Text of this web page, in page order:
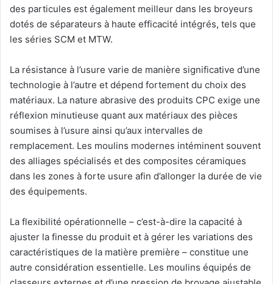
des particules est également meilleur dans les broyeurs
dotés de séparateurs à haute efficacité intégrés, tels que
les séries SCM et MTW.
La résistance à l’usure varie de manière significative d’une
technologie à l’autre et dépend fortement du choix des
matériaux. La nature abrasive des produits CPC exige une
réflexion minutieuse quant aux matériaux des pièces
soumises à l’usure ainsi qu’aux intervalles de
remplacement. Les moulins modernes intéminent souvent
des alliages spécialisés et des composites céramiques
dans les zones à forte usure afin d’allonger la durée de vie
des équipements.
La flexibilité opérationnelle – c’est-à-dire la capacité à
ajuster la finesse du produit et à gérer les variations des
caractéristiques de la matière première – constitue une
autre considération essentielle. Les moulins équipés de